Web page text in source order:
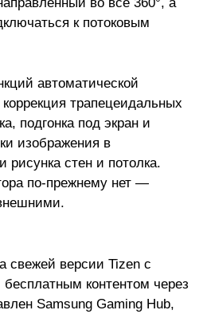
к потоковым
автоматической
трапецеидальных
подгонка под экран и
изображения в
рисунка стен и потолка.
по-прежнему нет —
свежей версии Tizen с
контентом через
Samsung Gaming Hub,